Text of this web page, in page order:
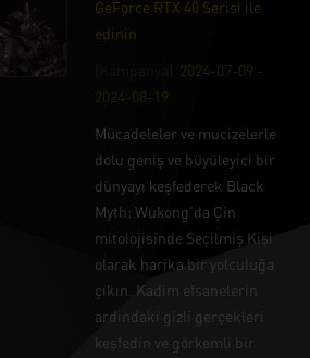
GeForce RTX 40 Serisi ile
edinin
2024-07-09 -
2024-08-19
Mücadeleler ve mucizelerle
dolu geniş ve büyüleyici bir
dünyayı keşfederek Black
Myth: Wukong'da Çin
mitolojisinde Seçilmiş Kişi
olarak harika bir yolculuğa
çıkın. Kadim efsanelerin
ardındaki gizli gerçekleri
keşfedin ve görkemli bir